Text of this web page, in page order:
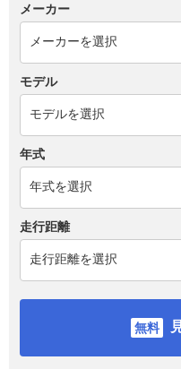
メーカー
モデル
年式
走行距離